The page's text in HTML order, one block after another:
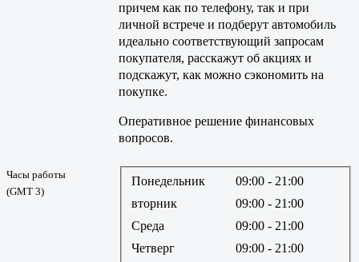
причем как по телефону, так и при
личной встрече и подберут автомобиль
идеально соответствующий запросам
покупателя, расскажут об акциях и
подскажут, как можно сэкономить на
покупке.
Оперативное решение финансовых
вопросов.
Часы работы
(GMT 3)
Понедельник 09:00 - 21:00
вторник
09:00 - 21:00
Среда
09:00 - 21:00
Четверг
09:00 - 21:00